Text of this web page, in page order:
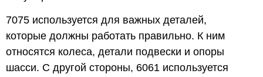
7075 используется для важных деталей,
которые должны работать правильно. К ним
относятся колеса, детали подвески и опоры
шасси. С другой стороны, 6061 используется